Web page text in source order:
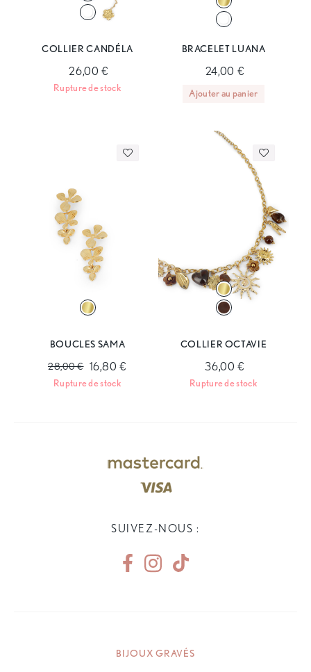
COLLIER CANDÉLA
26,00 €
Rupture de stock
BRACELET LUANA
24,00 €
Ajouter au panier
BOUCLES SAMA
28,00 € 16,80 €
Rupture de stock
COLLIER OCTAVIE
36,00 €
Rupture de stock
SUIVEZ-NOUS :
BIJOUX GRAVÉS